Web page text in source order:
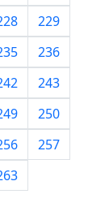
229
236
243
250
257